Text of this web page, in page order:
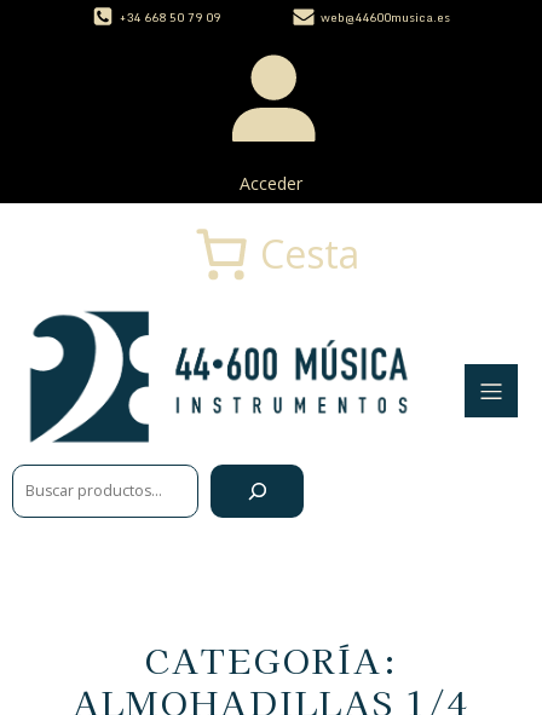
+34 668 50 79 09 web@44600musica.es
Acceder
Buscar
Cesta
CATEGORÍA:
ALMOHADILLAS 1/4